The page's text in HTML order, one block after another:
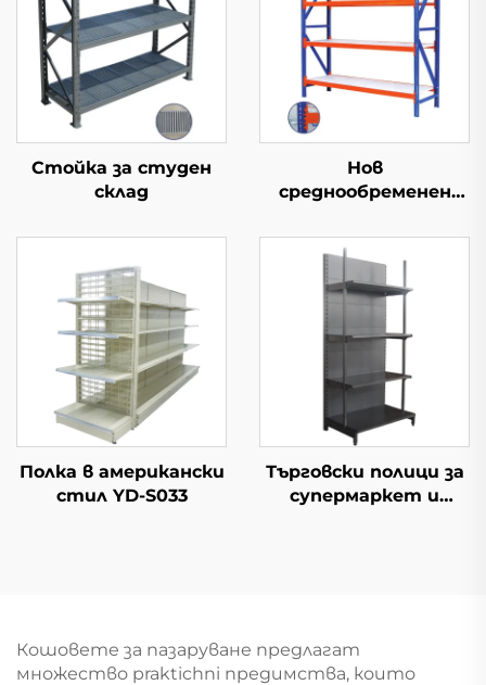
Стойка за студен
склад
Нов
среднообременен
Полка в американски
стил YD-S033
Търговски полици за
супермаркет и
Кошовете за пазаруване предлагат
множество praktichni предимства, които